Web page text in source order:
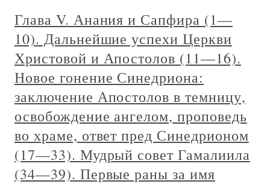
Глава V. Анания и Сапфира (1—
10). Дальнейшие успехи Церкви
Христовой и Апостолов (11—16).
Новое гонение Синедриона:
заключение Апостолов в темницу,
освобождение ангелом, проповедь
во храме, ответ пред Синедрионом
(17—33). Мудрый совет Гамалиила
(34—39). Первые раны за имя